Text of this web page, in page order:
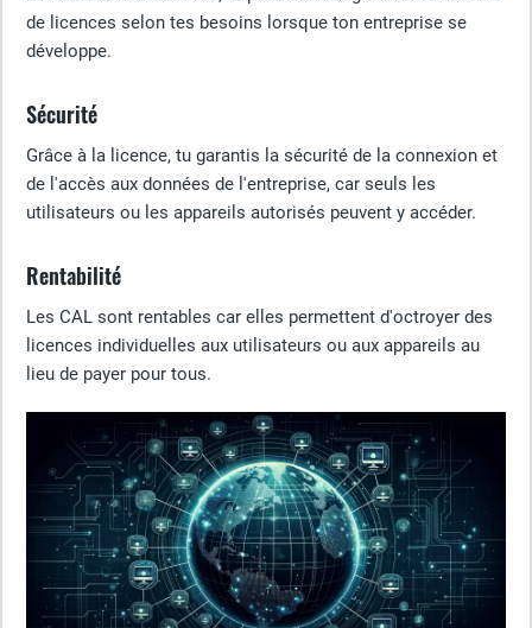
de licences selon tes besoins lorsque ton entreprise se
développe.
Sécurité
Grâce à la licence, tu garantis la sécurité de la connexion et
de l'accès aux données de l'entreprise, car seuls les
utilisateurs ou les appareils autorisés peuvent y accéder.
Rentabilité
Les CAL sont rentables car elles permettent d'octroyer des
licences individuelles aux utilisateurs ou aux appareils au
lieu de payer pour tous.